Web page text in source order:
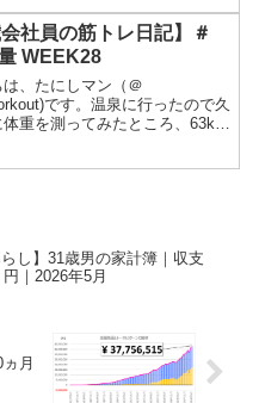
で、怪我にはより一層気をつけ
います...
会社員の筋トレ日記】＃
WEEK28
は、たにしマン（＠
です。温泉に行ったので久
体重を測ってみたところ、63kg
らし】31歳男の家計簿｜収支
｜2026年5月
月